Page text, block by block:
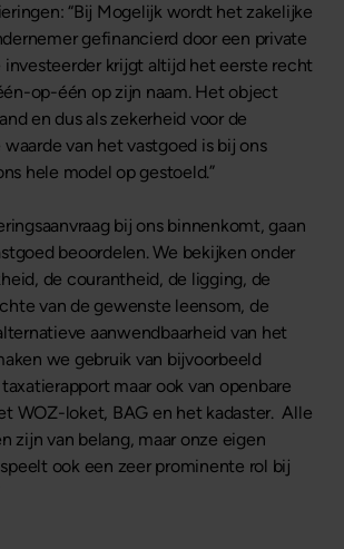
“Bij Mogelijk wordt het zakelijke
gefinancierd door een private
investeerder krijgt altijd het eerste recht
op-één op zijn naam. Het object
en dus als zekerheid voor de
waarde van het vastgoed is bij ons
hele model op gestoeld.”
bij ons binnenkomt, gaan
beoordelen. We bekijken onder
de courantheid, de ligging, de
van de gewenste leensom, de
aanwendbaarheid van het
we gebruik van bijvoorbeeld
maar ook van openbare
WOZ-loket, BAG en het kadaster. Alle
zijn van belang, maar onze eigen
ook een zeer prominente rol bij